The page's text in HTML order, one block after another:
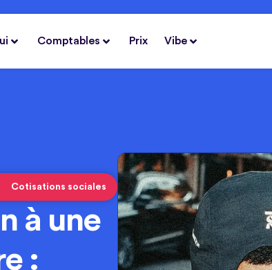
Comptables Prix Vibe
Cotisations sociales
à une
: